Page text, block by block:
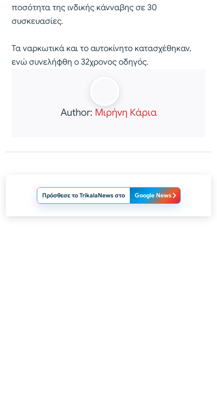
ποσότητα της ινδικής κάνναβης σε 30
συσκευασίες.
Τα ναρκωτικά και το αυτοκίνητο κατασχέθηκαν,
ενώ συνελήφθη ο 32χρονος οδηγός.
Author: Μιρήνη Κάρια
Πρόσθεσε το TrikalaNews στο Google News